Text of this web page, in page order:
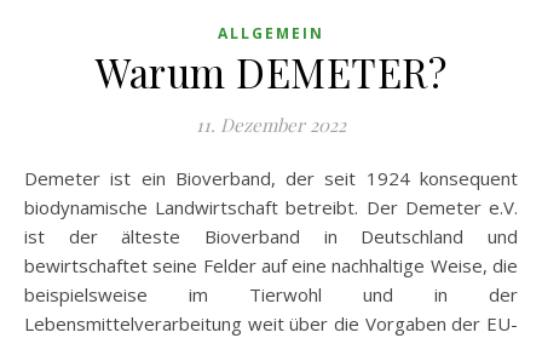
ALLGEMEIN
Warum DEMETER?
11. Dezember 2022
Demeter ist ein Bioverband, der seit 1924 konsequent
biodynamische Landwirtschaft betreibt. Der Demeter e.V.
ist der älteste Bioverband in Deutschland und
bewirtschaftet seine Felder auf eine nachhaltige Weise, die
beispielsweise im Tierwohl und in der
Lebensmittelverarbeitung weit über die Vorgaben der EU-